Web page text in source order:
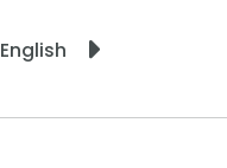
English